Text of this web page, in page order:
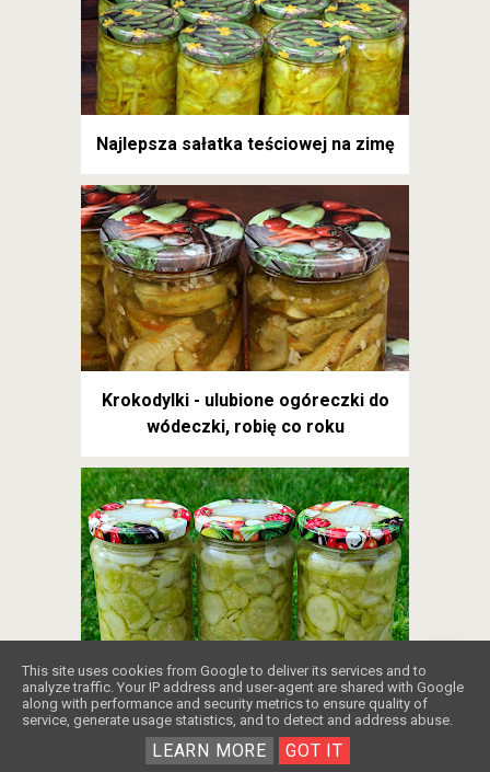
Najlepsza sałatka teściowej na zimę
Krokodylki - ulubione ogóreczki do
wódeczki, robię co roku
Mizeria na zimę w słoikach: Jak zrobić,
żeby była chrupiąca?
This site uses cookies from Google to deliver its services and to
analyze traffic. Your IP address and user-agent are shared with Google
along with performance and security metrics to ensure quality of
service, generate usage statistics, and to detect and address abuse.
LEARN MORE GOT IT